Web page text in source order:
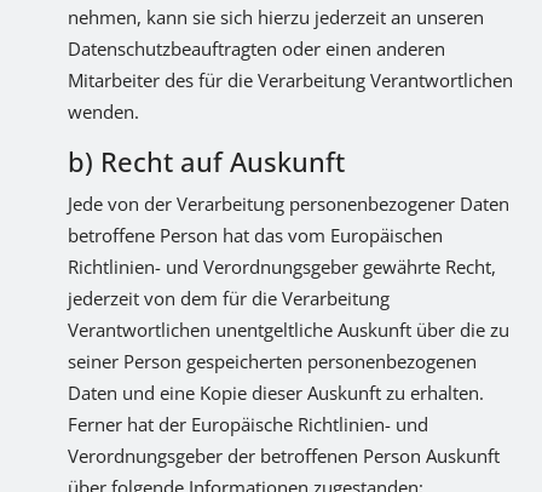
nehmen, kann sie sich hierzu jederzeit an unseren
Datenschutzbeauftragten oder einen anderen
Mitarbeiter des für die Verarbeitung Verantwortlichen
wenden.
b) Recht auf Auskunft
Jede von der Verarbeitung personenbezogener Daten
betroffene Person hat das vom Europäischen
Richtlinien- und Verordnungsgeber gewährte Recht,
jederzeit von dem für die Verarbeitung
Verantwortlichen unentgeltliche Auskunft über die zu
seiner Person gespeicherten personenbezogenen
Daten und eine Kopie dieser Auskunft zu erhalten.
Ferner hat der Europäische Richtlinien- und
Verordnungsgeber der betroffenen Person Auskunft
über folgende Informationen zugestanden: